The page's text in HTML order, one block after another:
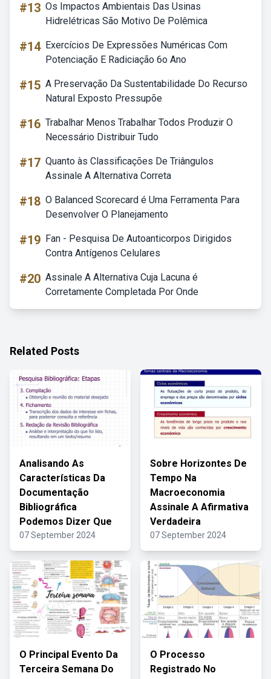
#13 Os Impactos Ambientais Das Usinas
Hidrelétricas São Motivo De Polêmica
#14 Exercícios De Expressões Numéricas Com
Potenciação E Radiciação 6o Ano
#15 A Preservação Da Sustentabilidade Do Recurso
Natural Exposto Pressupõe
#16 Trabalhar Menos Trabalhar Todos Produzir O
Necessário Distribuir Tudo
#17 Quanto às Classificações De Triângulos
Assinale A Alternativa Correta
#18 O Balanced Scorecard é Uma Ferramenta Para
Desenvolver O Planejamento
#19 Fan - Pesquisa De Autoanticorpos Dirigidos
Contra Antígenos Celulares
#20 Assinale A Alternativa Cuja Lacuna é
Corretamente Completada Por Onde
Related Posts
Analisando As
Características Da
Documentação
Bibliográfica
Podemos Dizer Que
07 September 2024
Sobre Horizontes De
Tempo Na
Macroeconomia
Assinale A Afirmativa
Verdadeira
07 September 2024
O Principal Evento Da
Terceira Semana Do
O Processo
Registrado No